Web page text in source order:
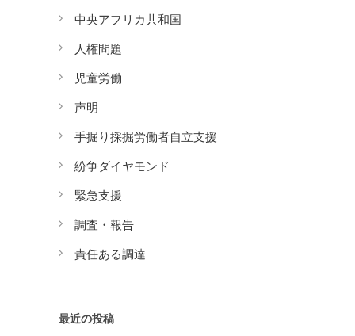
中央アフリカ共和国
人権問題
児童労働
声明
手掘り採掘労働者自立支援
紛争ダイヤモンド
緊急支援
調査・報告
責任ある調達
最近の投稿